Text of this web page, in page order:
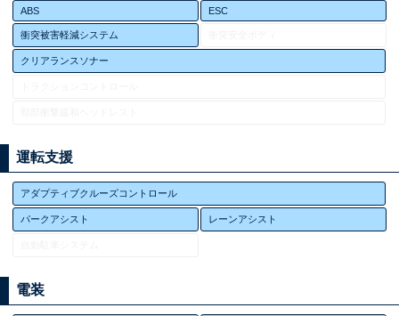
ABS ESC
衝突被害軽減システム
クリアランスソナー
運転支援
アダプティブクルーズコントロール
パークアシスト レーンアシスト
電装